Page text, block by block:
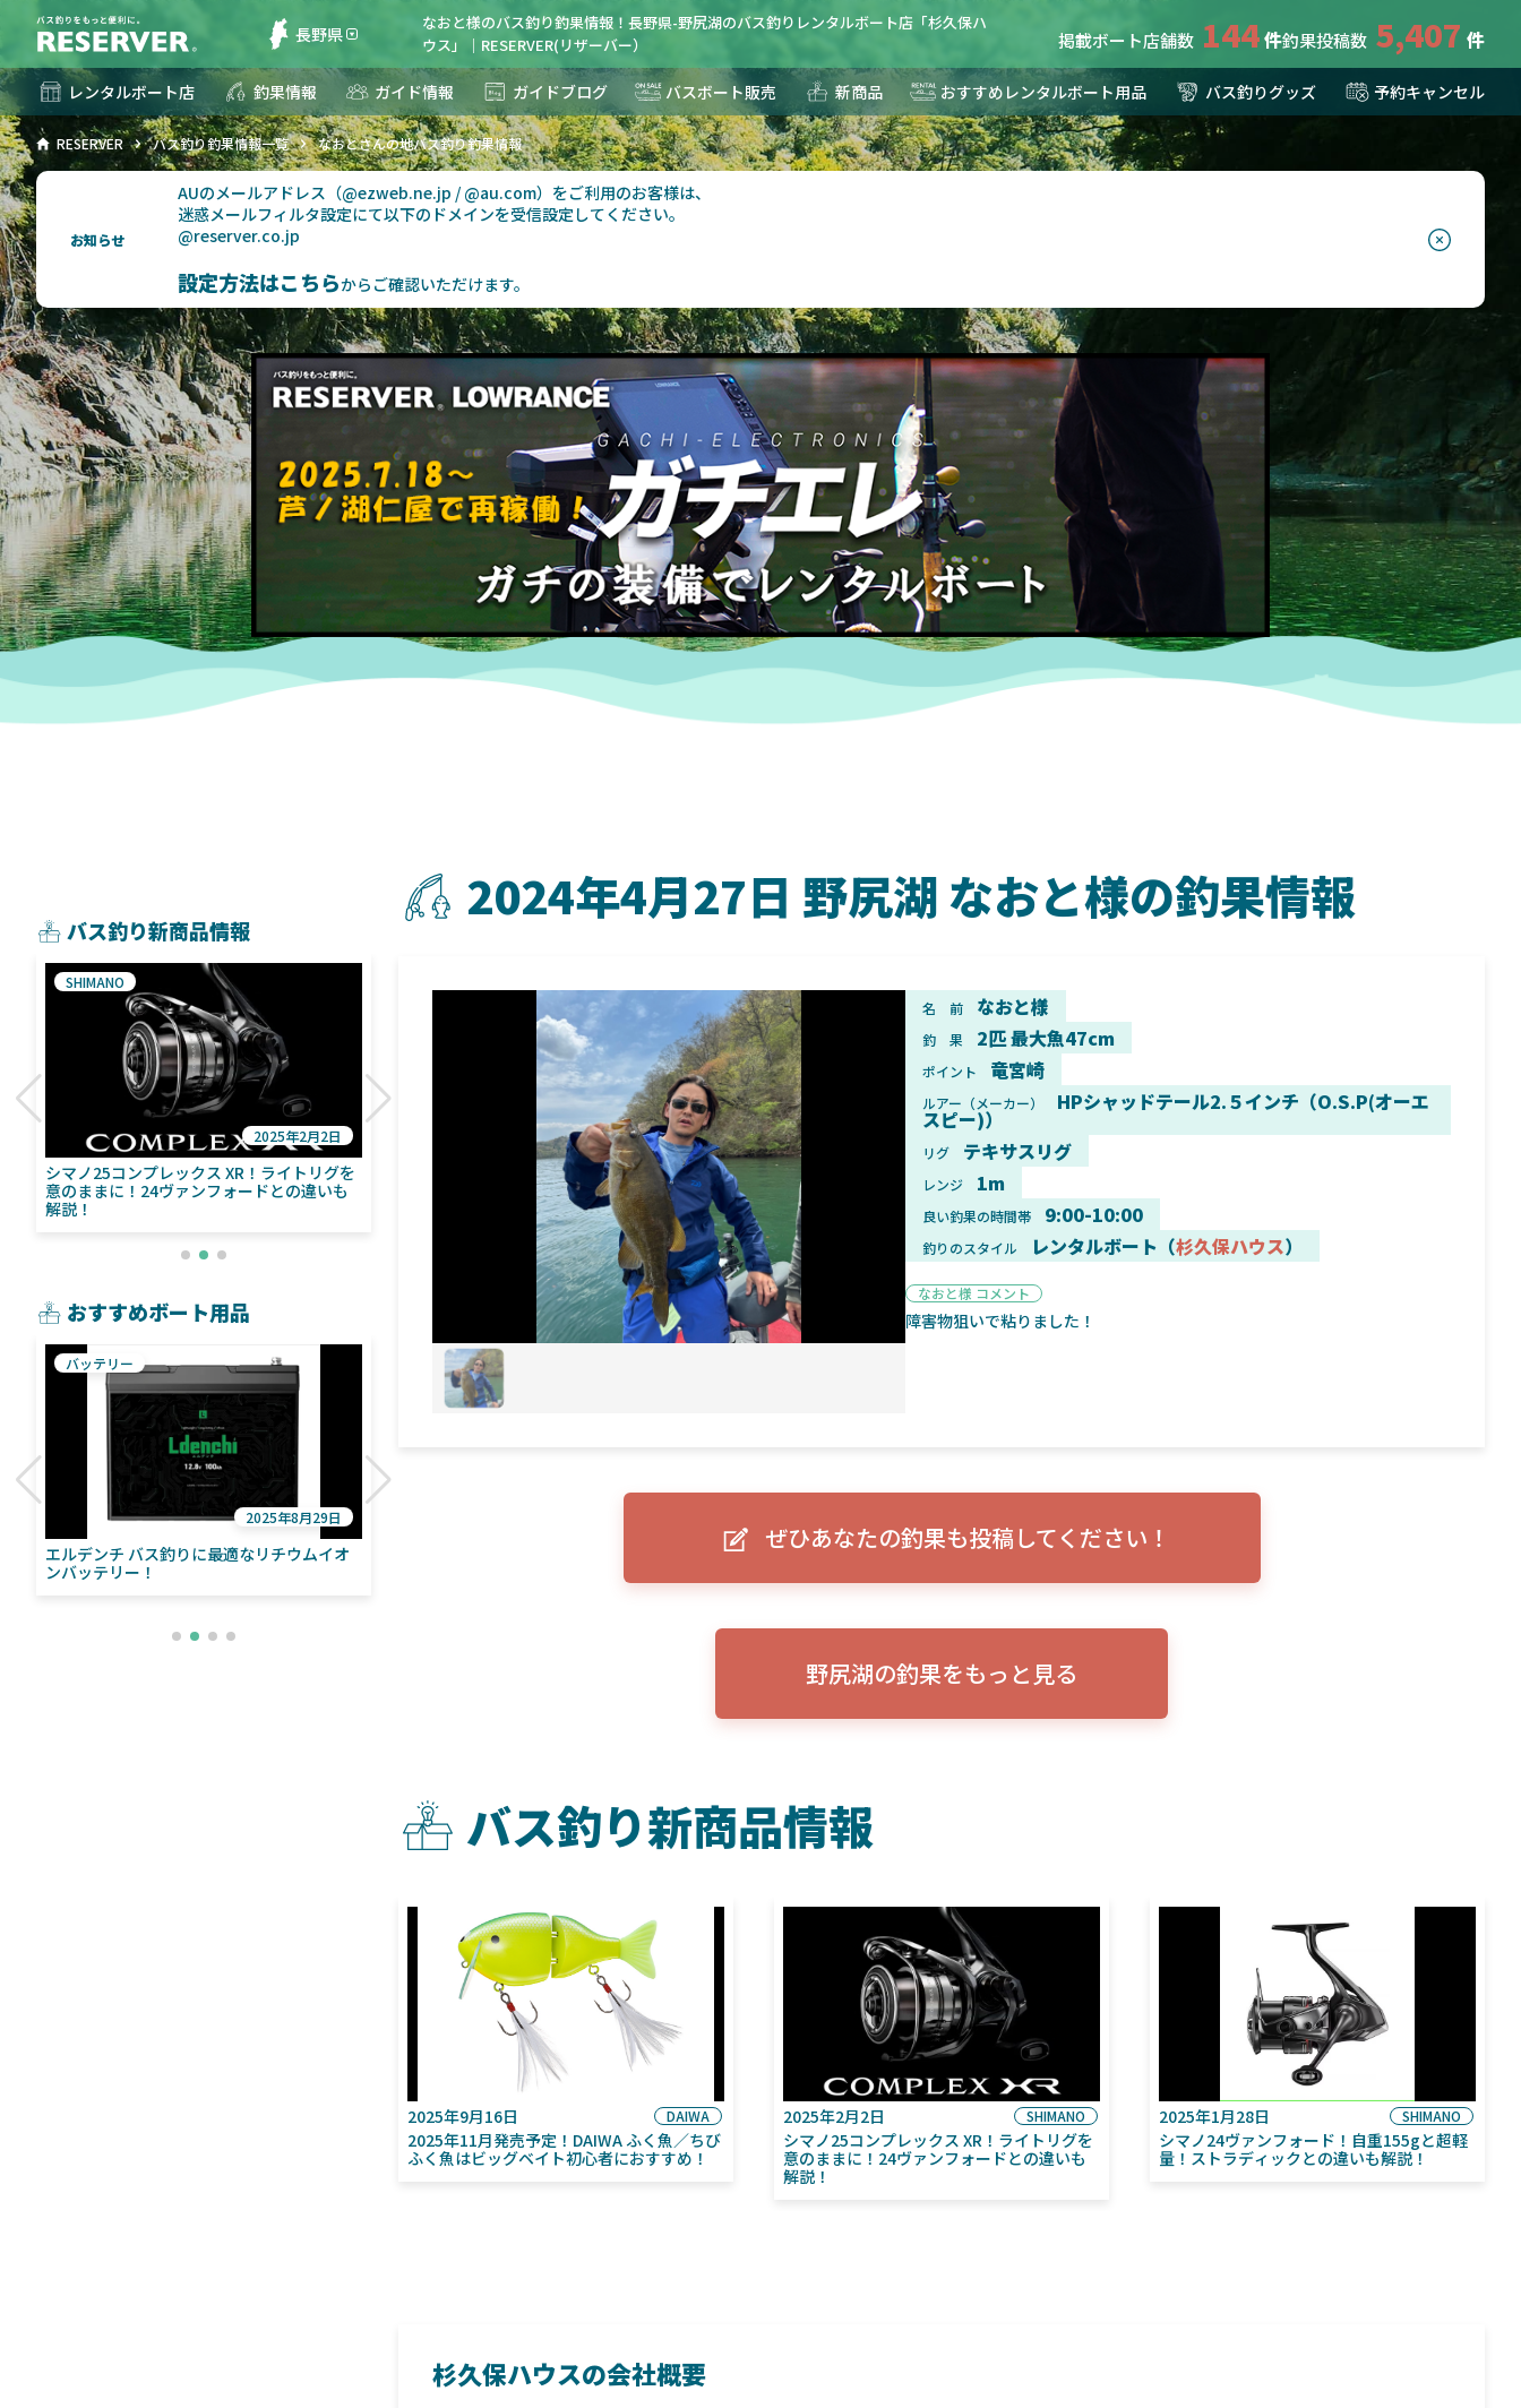
長野県
なおと様のバス釣り釣果情報！長野県-野尻湖のバス釣りレンタルボート店「杉久保ハ
ウス」｜RESERVER(リザーバー）
掲載ボート店舗数 144 釣果投稿数 5,407
レンタルボート店 釣果情報 ガイド情報 ガイドブログ バスボート販売 新商品 おすすめレンタルボート用品 バス釣りグッズ 予約キャンセル
RESERVER バス釣り釣果情報一覧 なおとさんの地バス釣り釣果情報
お知らせ
AUのメールアドレス（@ezweb.ne.jp / @au.com）をご利用のお客様は、
迷惑メールフィルタ設定にて以下のドメインを受信設定してください。
@reserver.co.jp
設定方法はこちらからご確認いただけます。
2024年4月27日 野尻湖 なおと様の釣果情報
名 前 なおと様
釣 果 2匹 最大魚47cm
ポイント 竜宮崎
ルアー（メーカー） HPシャッドテール2.５インチ（O.S.P(オーエ
スピー)）
リグ テキサスリグ
レンジ 1m
良い釣果の時間帯 9:00-10:00
釣りのスタイル レンタルボート（杉久保ハウス）
なおと様 コメント
障害物狙いで粘りました！
ぜひあなたの釣果も投稿してください！
野尻湖の釣果をもっと見る
バス釣り新商品情報
2025年9月16日 DAIWA
2025年11月発売予定！DAIWA ふく魚／ちび
ふく魚はビッグベイト初心者におすすめ！
2025年2月2日 SHIMANO
シマノ25コンプレックス XR！ライトリグを
意のままに！24ヴァンフォードとの違いも
解説！
2025年1月28日 SHIMANO
シマノ24ヴァンフォード！自重155gと超軽
量！ストラディックとの違いも解説！
杉久保ハウスの会社概要
バス釣り新商品情報
シマノ25コンプレックス XR！ライトリグを
意のままに！24ヴァンフォードとの違いも
解説！
SHIMANO
2025年2月2日
シマノ24ヴァンフォード！自重155gと超軽
量！ストラディックとの違いも解説！
2025年1月28日
2025年11月発売予定！DAIWA ふく魚／ちび
ふく魚はビッグベイト初心者におすすめ！
2025年9月16日
解説！
2025年2月2日
おすすめボート用品
エルデンチ バス釣りに最適なリチウムイオ
ンバッテリー！
バッテリー
2025年8月29日
ライブソナーをより身近に！HOOK REVEAL
ELowrance EAGLE 7/9インチ トリプルショ
ローランス イーグルアイ（EAGLE EYE）イ
ンプレ！ガーミンとの比較も併せてご説明い
たします